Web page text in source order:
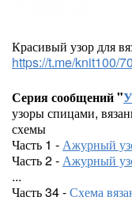
Красивый узор для
https://t.me/knit100/
Серия сообщений "
узоры спицами,
схемы
Часть 1 -Ажурный
Часть 2 -Ажурный
...
Часть 34 -Схема